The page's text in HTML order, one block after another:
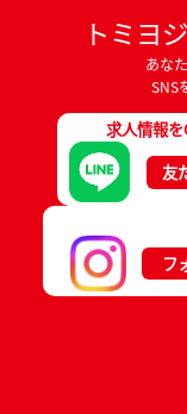
トミヨ
あな
SNS
求人情報を
友
フ